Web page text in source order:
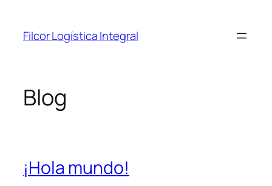
contenido
Filcor Logística Integral
Blog
¡Hola mundo!